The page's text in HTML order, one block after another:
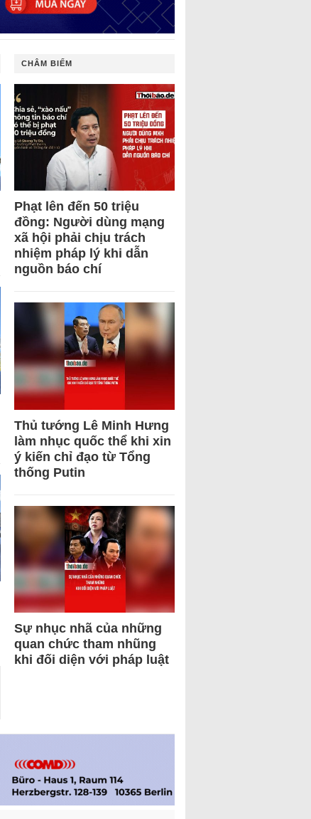
CHÂM BIẾM
Phạt lên đến 50 triệu
đồng: Người dùng mạng
xã hội phải chịu trách
nhiệm pháp lý khi dẫn
nguồn báo chí
Thủ tướng Lê Minh Hưng
làm nhục quốc thể khi xin
ý kiến chỉ đạo từ Tổng
thống Putin
Sự nhục nhã của những
quan chức tham nhũng
khi đối diện với pháp luật